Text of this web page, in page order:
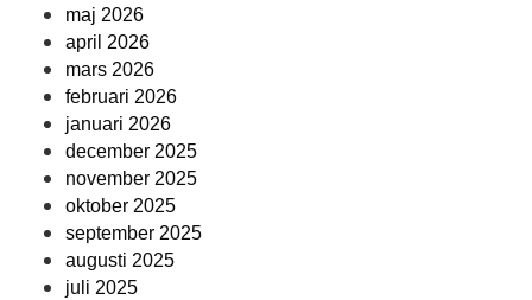
maj 2026
april 2026
mars 2026
februari 2026
januari 2026
december 2025
november 2025
oktober 2025
september 2025
augusti 2025
juli 2025